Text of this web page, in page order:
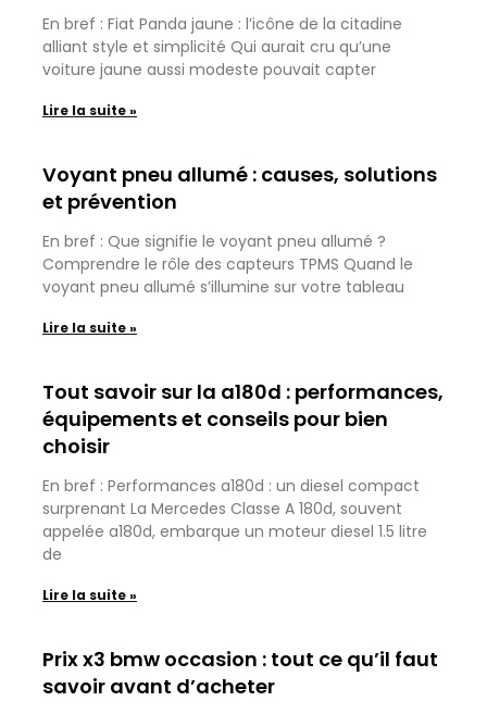
En bref : Fiat Panda jaune : l’icône de la citadine
alliant style et simplicité Qui aurait cru qu’une
voiture jaune aussi modeste pouvait capter
Lire la suite »
Voyant pneu allumé : causes, solutions
et prévention
En bref : Que signifie le voyant pneu allumé ?
Comprendre le rôle des capteurs TPMS Quand le
voyant pneu allumé s’illumine sur votre tableau
Lire la suite »
Tout savoir sur la a180d : performances,
équipements et conseils pour bien
choisir
En bref : Performances a180d : un diesel compact
surprenant La Mercedes Classe A 180d, souvent
appelée a180d, embarque un moteur diesel 1.5 litre
de
Lire la suite »
Prix x3 bmw occasion : tout ce qu’il faut
savoir avant d’acheter